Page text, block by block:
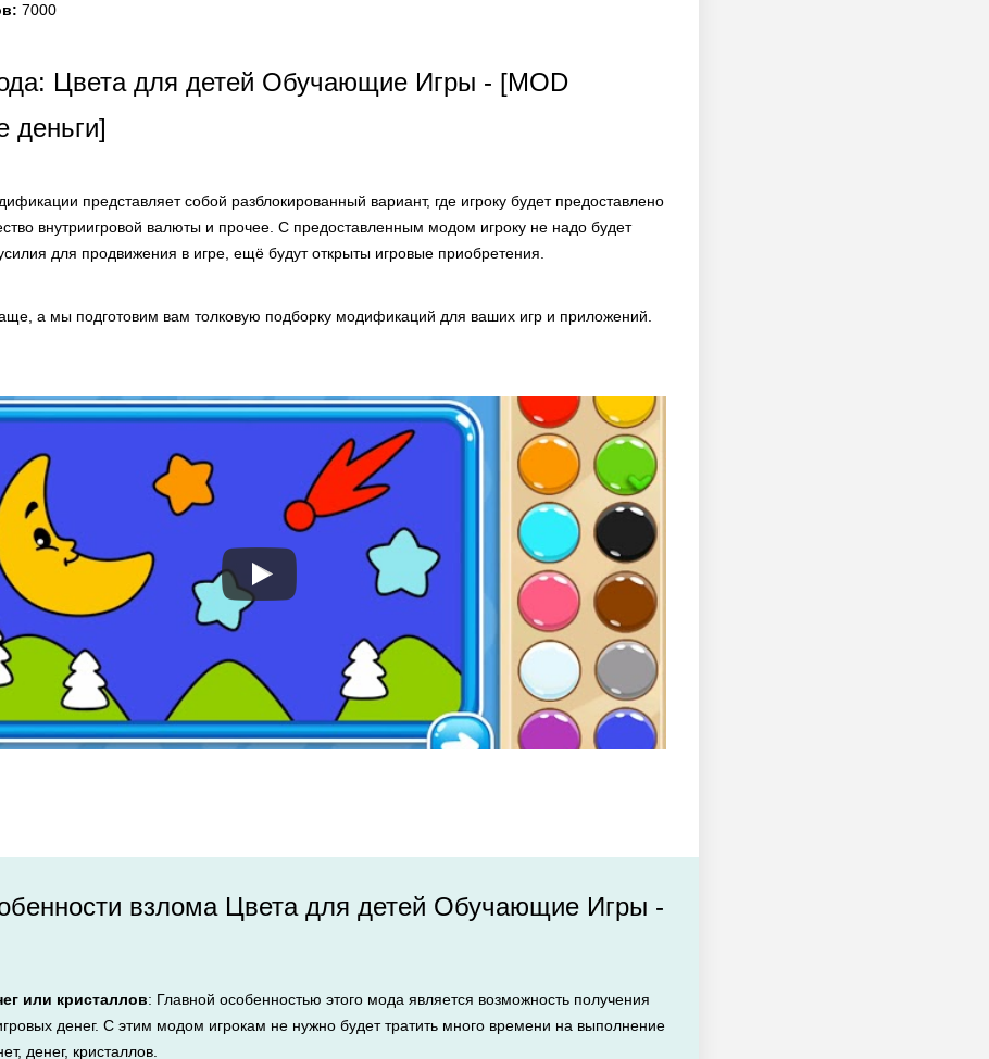
7000
Цвета для детей Обучающие Игры - [MOD
деньги]
представляет собой разблокированный вариант, где игроку будет предоставлено
внутриигровой валюты и прочее. С предоставленным модом игроку не надо будет
для продвижения в игре, ещё будут открыты игровые приобретения.
а мы подготовим вам толковую подборку модификаций для ваших игр и приложений.
взлома Цвета для детей Обучающие Игры -
или кристаллов: Главной особенностью этого мода является возможность получения
денег. С этим модом игрокам не нужно будет тратить много времени на выполнение
денег, кристаллов.